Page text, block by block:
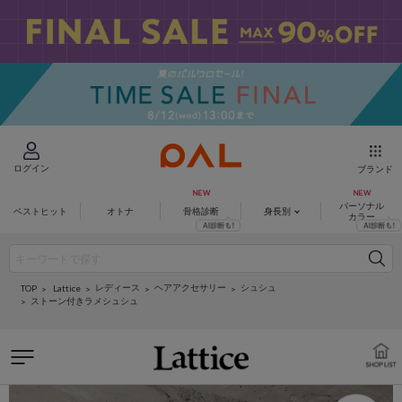
ログイン ブランド
ベストヒット オトナ 骨格診断 身長別
パーソナル
カラー
TOP Lattice レディース ヘアアクセサリー
シュシュ
ストーン付きラメシュシュ